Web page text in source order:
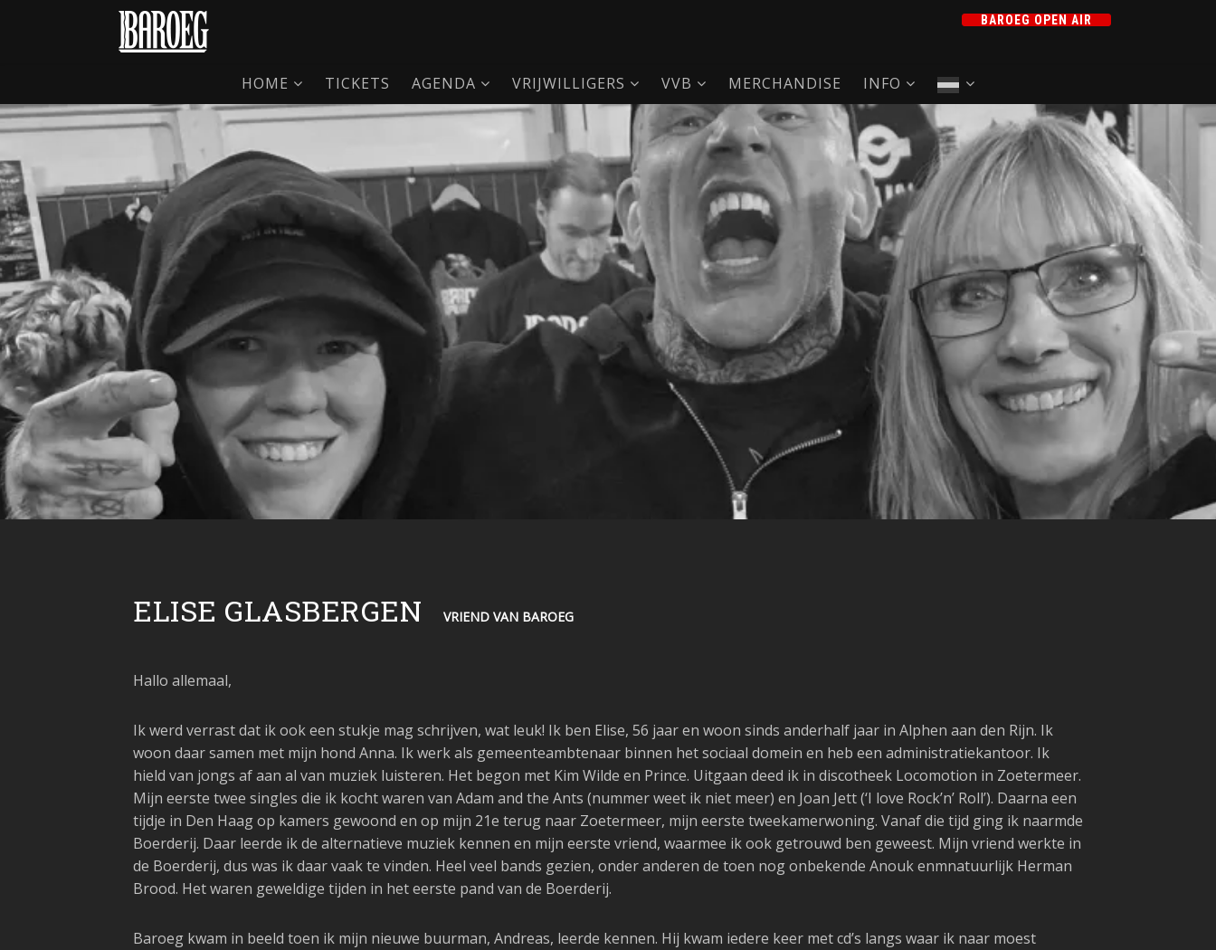
BAROEG OPEN AIR
HOME TICKETS AGENDA VRIJWILLIGERS VVB MERCHANDISE INFO
ELISE GLASBERGEN VRIEND VAN BAROEG
Hallo allemaal,
Ik werd verrast dat ik ook een stukje mag schrijven, wat leuk! Ik ben Elise, 56 jaar en woon sinds anderhalf jaar in Alphen aan den Rijn. Ik
woon daar samen met mijn hond Anna. Ik werk als gemeenteambtenaar binnen het sociaal domein en heb een administratiekantoor. Ik
hield van jongs af aan al van muziek luisteren. Het begon met Kim Wilde en Prince. Uitgaan deed ik in discotheek Locomotion in Zoetermeer.
Mijn eerste twee singles die ik kocht waren van Adam and the Ants (nummer weet ik niet meer) en Joan Jett (‘I love Rock’n’ Roll’). Daarna een
tijdje in Den Haag op kamers gewoond en op mijn 21e terug naar Zoetermeer, mijn eerste tweekamerwoning. Vanaf die tijd ging ik naarmde
Boerderij. Daar leerde ik de alternatieve muziek kennen en mijn eerste vriend, waarmee ik ook getrouwd ben geweest. Mijn vriend werkte in
de Boerderij, dus was ik daar vaak te vinden. Heel veel bands gezien, onder anderen de toen nog onbekende Anouk enmnatuurlijk Herman
Brood. Het waren geweldige tijden in het eerste pand van de Boerderij.
Baroeg kwam in beeld toen ik mijn nieuwe buurman, Andreas, leerde kennen. Hij kwam iedere keer met cd’s langs waar ik naar moest